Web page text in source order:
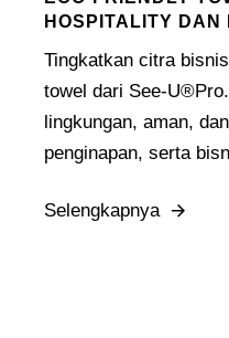
HOSPITALITY DAN
Tingkatkan citra
towel dari See-
lingkungan, aman,
penginapan, serta
Selengkapnya